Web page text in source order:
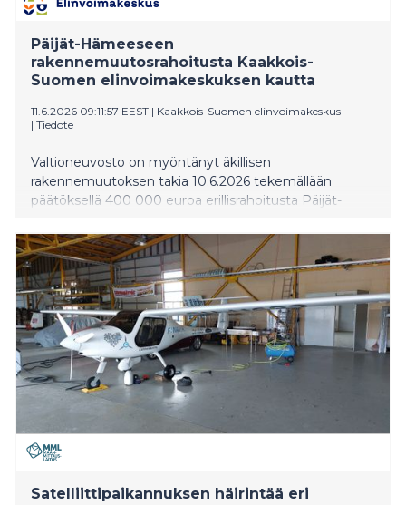
Päijät-Hämeeseen
rakennemuutosrahoitusta Kaakkois-
Suomen elinvoimakeskuksen kautta
11.6.2026 09:11:57 EEST | Kaakkois-Suomen elinvoimakeskus
| Tiedote
Valtioneuvosto on myöntänyt äkillisen
rakennemuutoksen takia 10.6.2026 tekemällään
päätöksellä 400 000 euroa erillisrahoitusta Päijät-
päättänyt jakaa Euroopan aluekehitysrahaston (EAKR)
yritystukirahoitusta Päijät-Hämeeseen 1,25 miljoonaa
euroa yritysten investointi- ja kasvuedellytysten
vahvistamiseen uusien työpaikkojen luomiseksi.
Satelliittipaikannuksen häirintää eri